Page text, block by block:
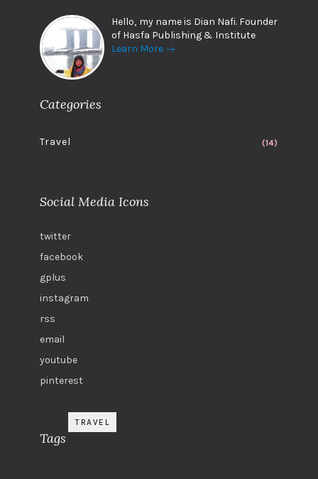
Hello, my name is Dian Nafi. Founder
of Hasfa Publishing & Institute
Learn More →
Categories
Travel (14)
Social Media Icons
twitter
facebook
gplus
instagram
rss
email
youtube
pinterest
Tags
TRAVEL